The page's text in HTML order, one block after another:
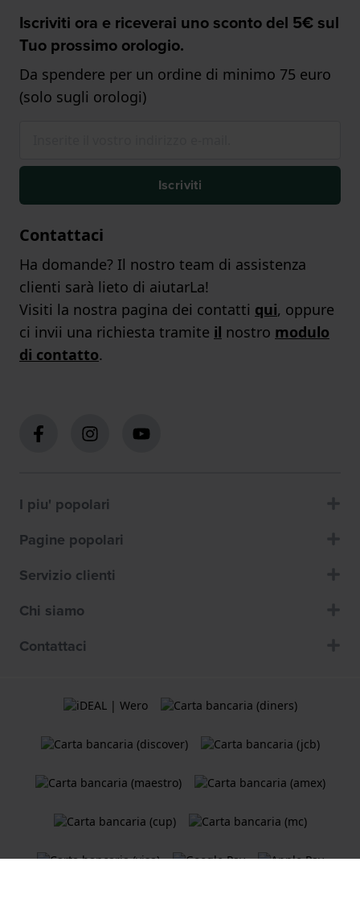
Iscriviti ora e riceverai uno sconto del 5€ sul
Tuo prossimo orologio.
Da spendere per un ordine di minimo 75 euro
(solo sugli orologi)
Iscriviti
Contattaci
Ha domande? Il nostro team di assistenza
clienti sarà lieto di aiutarLa!
Visiti la nostra pagina dei contatti qui, oppure
ci invii una richiesta tramite il nostro modulo
di contatto.
I piu' popolari
Pagine popolari
Servizio clienti
Chi siamo
Contattaci